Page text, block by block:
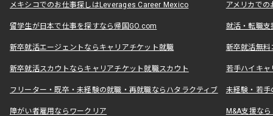
メキシコでのお仕事探しはLeverages Career Mexico アメリカで
留学生が日本で仕事を探すなら帰国GO.com 就活・転職
新卒就活エージェントならキャリアチケット就職 新卒就活無料
新卒就活スカウトならキャリアチケット就職スカウト 若手ハイキ
フリーター・既卒・未経験の就職・再就職ならハタラクティブ 未経験・若手
障がい者雇用ならワークリア M&A支援な